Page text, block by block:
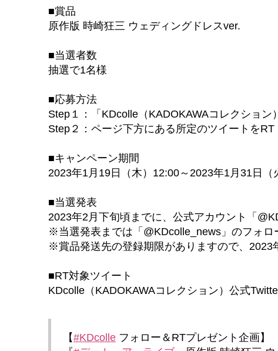
■賞品
原作版 時崎狂三 ウェディングドレスver.
■当選者数
抽選で1名様
■応募方法
Step１：「KDcolle（KADOKAWAコレクション
Step２：ページ下方にある所定のツイートを
■キャンペーン期間
2023年1月19日（木）12:00～2023年1月31日（
■当選発表
2023年2月下旬頃までに、公式アカウント「
※当選発表までは「@KDcolle_news」のフォロ
※賞品発送先の登録期限がありますので、2023
■RT対象ツイート
KDcolle（KADOKAWAコレクション）公式
【#KDcolle フォロー＆RTプレゼント企画】